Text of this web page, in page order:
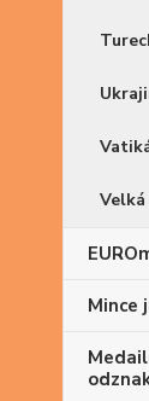
Mince